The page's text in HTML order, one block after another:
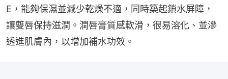
E，能夠保濕並減少乾燥不適，同時築起鎖水屏障，
讓雙唇保持滋潤。潤唇膏質感軟滑，很易溶化、並滲
透進肌膚內，以增加補水功效。